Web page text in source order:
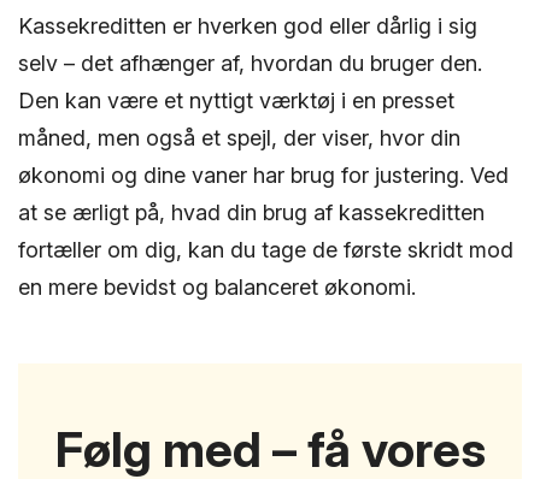
Kassekreditten er hverken god eller dårlig i sig
selv – det afhænger af, hvordan du bruger den.
Den kan være et nyttigt værktøj i en presset
måned, men også et spejl, der viser, hvor din
økonomi og dine vaner har brug for justering. Ved
at se ærligt på, hvad din brug af kassekreditten
fortæller om dig, kan du tage de første skridt mod
en mere bevidst og balanceret økonomi.
Følg med – få vores